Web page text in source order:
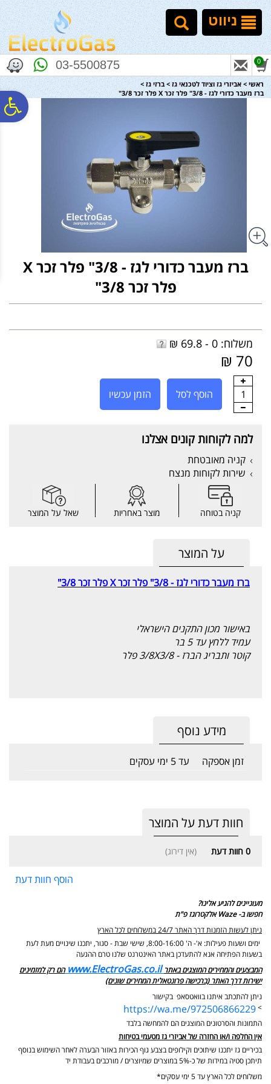
נגישות
אתר
המרכזי
ניווט
03-5500875 0
ראשי > אביזרי גז וציוד לטכנאי גז > ברזי גז >
ברז מעבר כדורי לגז - 3/8" פלר זכר X פלר זכר 3/8"
ברז מעבר כדורי לגז - 3/8" פלר זכר X
פלר זכר 3/8"
משלוח: 0 - 69.8 ₪
70 ₪
1 הוסף לסל הזמן עכשיו
למה לקוחות קונים אצלנו
קניה מאובטחת
שירות לקוחות מנצח
קניה בטוחה מוצר באחריות שאל על המוצר
על המוצר
ברז מעבר כדורי לגז - 3/8" פלר זכר X פלר זכר 3/8"
באישור מכון התקנים הישראלי
עמיד ללחץ עד 5 בר
קוטר ותבריג הברז - 3/8X3/8 פלר
מידע נוסף
זמן אספקה עד 5 ימי עסקים
חוות דעת על המוצר
0 חוות דעת (אין דירוג)
הוסף חוות דעת
מעוניינים להגיע אלינו?
חפשו ב- Waze אלקטרוגז פ"ת
ניתן לעשות הזמנות דרך האתר 24/7 במשלוחים לכל הארץ
ימים ושעות פעילות: א'- ה' 8:00-16:00, שישי שבת - סגור,
יתכנו שינויים מעת לעת
בשעות הפתיחה אנא להתעדכן באתר האינטרנט שלנו טרם ההגעה
המבצעים והמחירים המוצגים באתר www.ElectroGas.co.il הם רק למזמינים
ישירות דרך האתר (ברכישה פרונטאלית המחירים שונים)
ניתן להתכתב איתנו בוואטסאפ בקישור
>
https://wa.me/972506866229
התמונות והסרטונים המוצגים הם להמחשה בלבד
אין החלפה ו/או החזרה של אביזרי גז מטעמי בטיחות
בכיריים גז יתכנו שיתוכים וקילופים בצבע גוף הכירות באזור הבערה לאחר השימוש בנוסף
תיתכן סטיה במידות של כ-5% במוצרים שמיוצרים / מורכבים בעבודת יד
משלוחים לכל הארץ עד 5 ימי עסקים*